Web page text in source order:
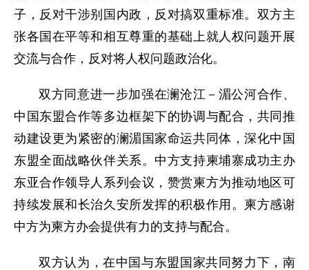
子，反对干涉别国内政，反对搞双重标准。双方主
张各国在平等和相互尊重的基础上就人权问题开展
交流与合作，反对将人权问题政治化。
双方同意进一步加强在澜沧江－湄公河合作、
中国东盟合作等多边框架下的协调与配合，共同推
动建设更为紧密的澜湄国家命运共同体，深化中国
东盟全面战略伙伴关系。中方支持柬埔寨成功主办
东亚合作领导人系列会议，赞赏柬方为推动地区可
持续发展和长治久安所发挥的积极作用。柬方感谢
中方为柬方办会提供有力的支持与配合。
双方认为，在中国与东盟国家共同努力下，南